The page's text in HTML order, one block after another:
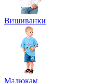
Вишиванки
Малюкам